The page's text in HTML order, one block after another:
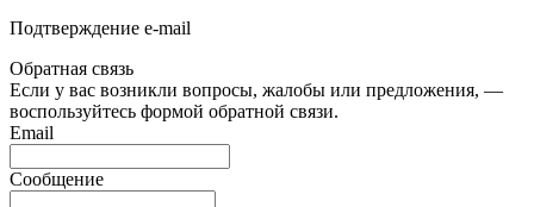
Подтверждение e-mail
Обратная связь
Если у вас возникли вопросы, жалобы или предложения, —
воспользуйтесь формой обратной связи.
Email
Сообщение